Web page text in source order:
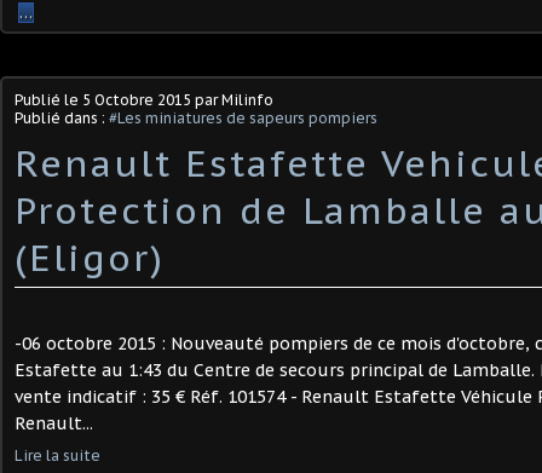
…
Publié le 5 Octobre 2015 par Milinfo
Publié dans : #Les miniatures de sapeurs pompiers
Renault Estafette
Protection de Lamballe
(Eligor)
-06 octobre 2015 : Nouveauté pompiers de ce mois d'octobre,
Estafette au 1:43 du Centre de secours principal de Lamballe.
vente indicatif : 35 € Réf. 101574 - Renault Estafette
Renault...
Lire la suite